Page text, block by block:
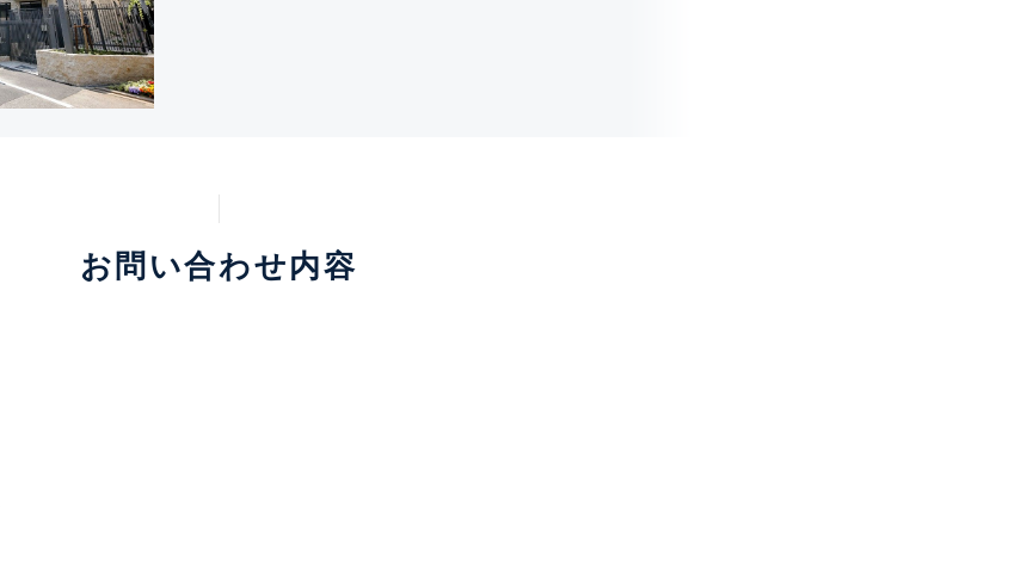
お問い合わせ内容